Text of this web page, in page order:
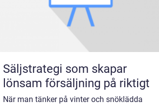
Säljstrategi som skapar
lönsam försäljning på riktigt
När man tänker på vinter och snöklädda